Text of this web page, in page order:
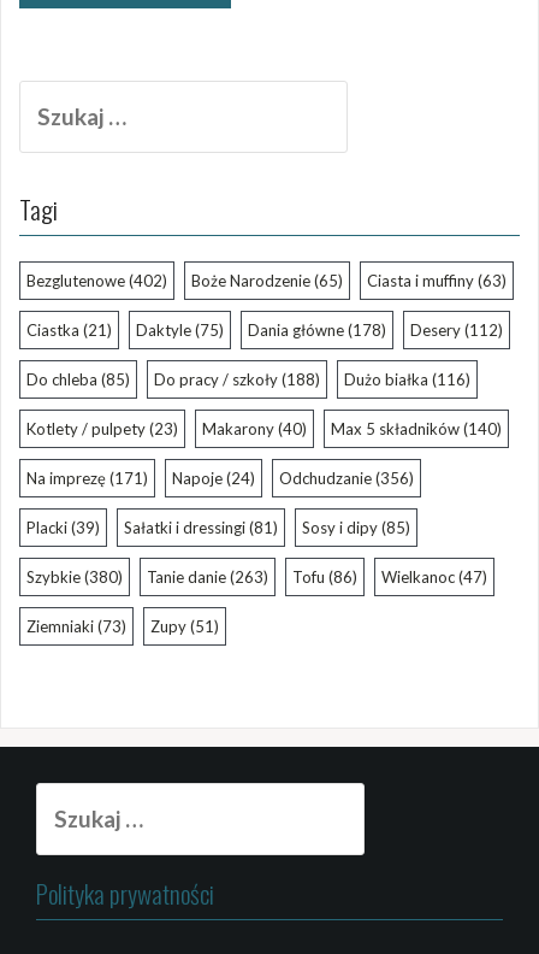
Tagi
Bezglutenowe(402) Boże Narodzenie(65) Ciasta i muffiny(63)
Ciastka (21) Daktyle(75) Dania główne(178) Desery(112)
Do chleba (85) Do pracy / szkoły(188) Dużo białka (116)
Kotlety / pulpety(23) Makarony(40) Max 5 składników(140)
Na imprezę(171) Napoje(24) Odchudzanie(356)
Placki(39) Sałatki i dressingi(81) Sosy i dipy(85)
Szybkie(380) Tanie danie(263) Tofu (86) Wielkanoc(47)
Ziemniaki(73) Zupy(51)
Polityka prywatności